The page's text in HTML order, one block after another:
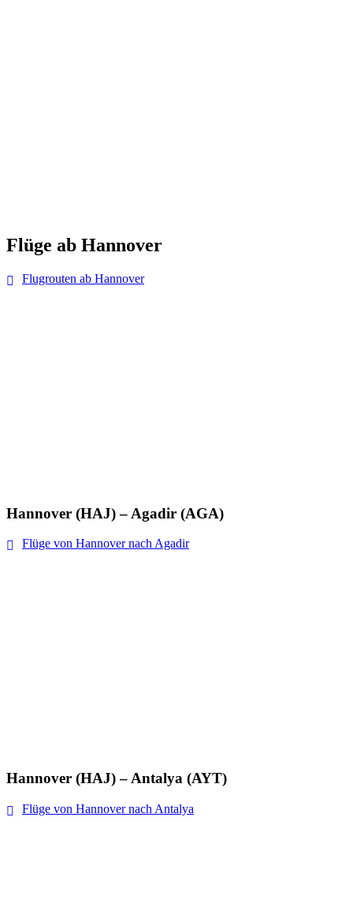
Flüge ab Hannover
Flugrouten ab Hannover
Hannover (HAJ) – Agadir (AGA)
Flüge von Hannover nach Agadir
Hannover (HAJ) – Antalya (AYT)
Flüge von Hannover nach Antalya